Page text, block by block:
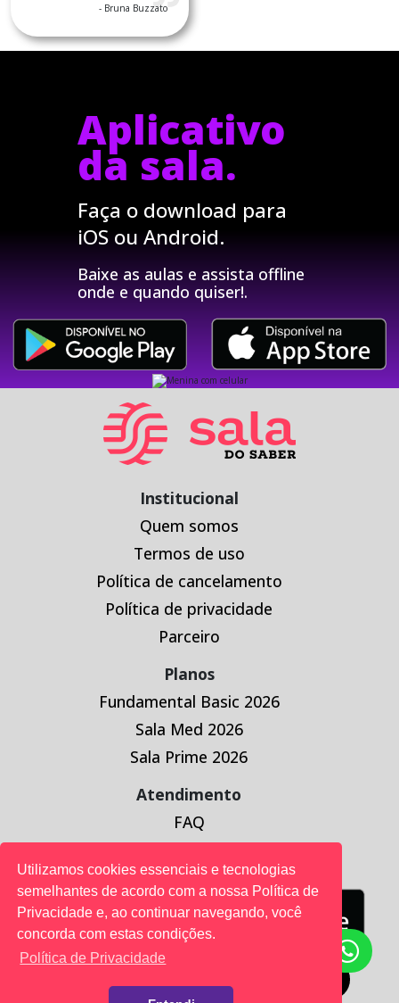
Utilizamos cookies essenciais e tecnologias
semelhantes de acordo com a nossa Política de
Privacidade e, ao continuar navegando, você
concorda com estas condições.
Política de Privacidade
- Bruna Buzzato
Aplicativo
da sala.
Faça o download para
iOS ou Android.
Baixe as aulas e assista offline
onde e quando quiser!.
Institucional
Quem somos
Termos de uso
Política de cancelamento
Política de privacidade
Parceiro
Planos
Fundamental Basic 2026
Sala Med 2026
Sala Prime 2026
Atendimento
FAQ
Baixe o App da Sala